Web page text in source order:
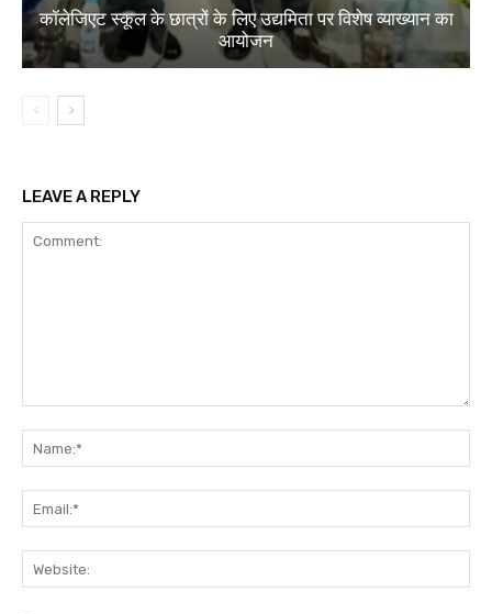
कॉलेजिएट स्कूल के छात्रों के लिए उद्यमिता पर विशेष व्याख्यान का
आयोजन
LEAVE A REPLY